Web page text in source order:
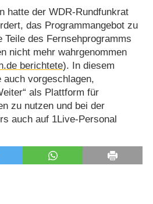
hatte der WDR-Rundfunkrat
das Programmangebot zu
Teile des Fernsehprogramms
nicht mehr wahrgenommen
berichtete). In diesem
auch vorgeschlagen,
als Plattform für
zu nutzen und bei der
auch auf 1Live-Personal